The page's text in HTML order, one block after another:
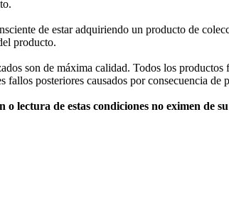
de estar adquiriendo un producto de
producto.
son de máxima calidad. Todos los
fallos posteriores causados por consecuencia de
o lectura de estas condiciones no eximen de